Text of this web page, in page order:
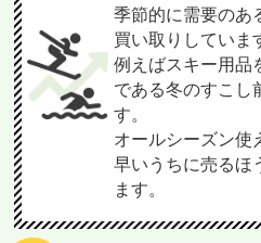
季節的に需要のあ
買い取りしていま
例えばスキー用品
である冬のすこし
す。
オールシーズン使
早いうちに売るほ
ます。